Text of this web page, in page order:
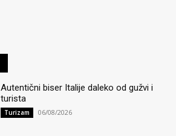
Autentični biser Italije daleko od gužvi i
turista
Turizam 06/08/2026